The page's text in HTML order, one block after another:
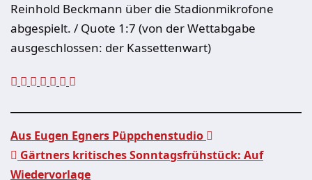
Reinhold Beckmann über die Stadionmikrofone
abgespielt. / Quote 1:7 (von der Wettabgabe
ausgeschlossen: der Kassettenwart)
Aus Eugen Egners Püppchenstudio
Gärtners kritisches Sonntagsfrühstück: Auf
Wiedervorlage